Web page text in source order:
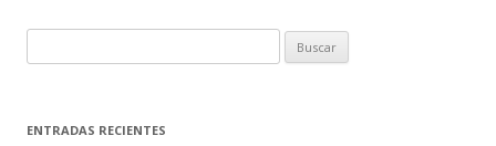
u
c
ENTRADAS RECIENTES